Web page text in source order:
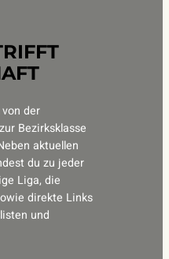
der
Bezirksklasse
aktuellen
du zu jeder
Liga, die
direkte Links
und